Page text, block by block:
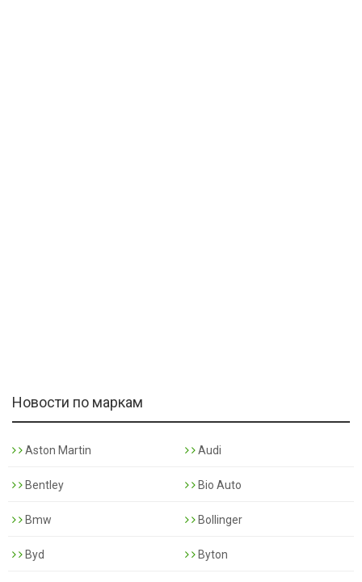
Новости по маркам
Aston Martin Audi
Bentley Bio Auto
Bmw Bollinger
Byd Byton